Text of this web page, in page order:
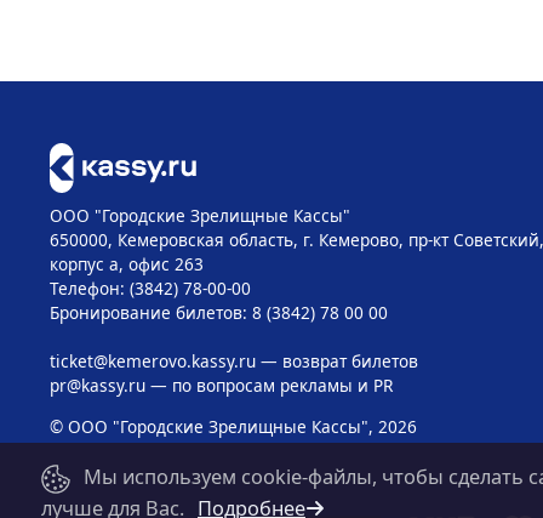
ООО "Городские Зрелищные Кассы"
650000, Кемеровская область, г. Кемерово, пр-кт
корпус а, офис 263
Телефон: (3842) 78-00-00
Бронирование билетов: 8 (3842) 78 00 00
ticket@kemerovo.kassy.ru— возврат билетов
pr@kassy.ru— по вопросам рекламы и PR
© ООО "Городские Зрелищные Кассы", 2026
Мы используем cookie-файлы, чтобы сделать
лучше для Вас. Подробнее